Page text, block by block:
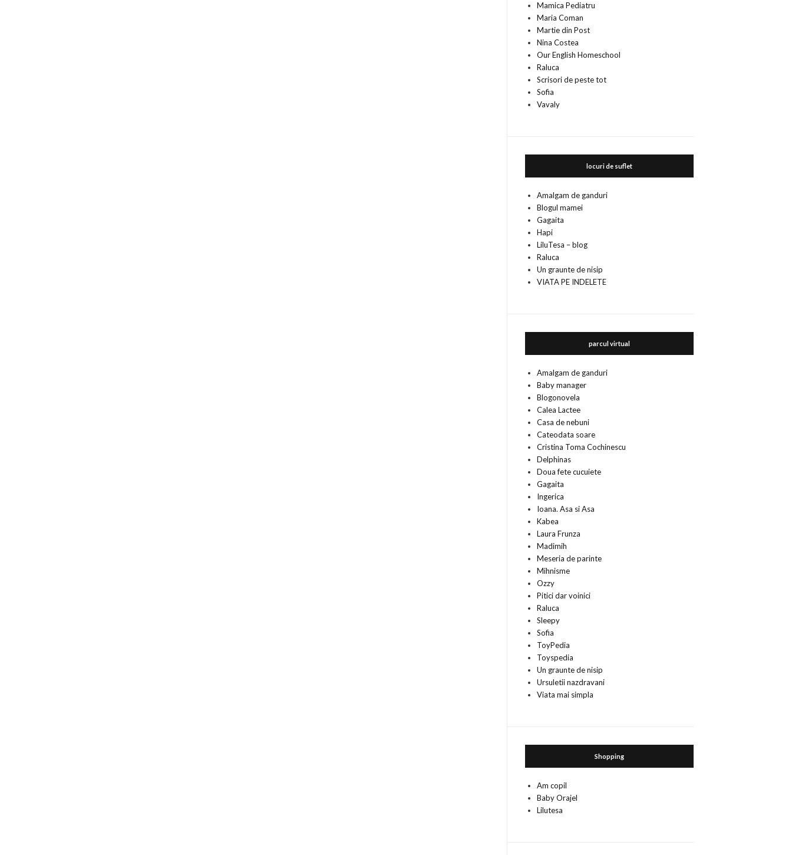
Mamica Pediatru
Maria Coman
Martie din Post
Nina Costea
Our English Homeschool
Raluca
Scrisori de peste tot
Sofia
Vavaly
locuri de suflet
Amalgam de ganduri
Blogul mamei
Gagaita
Hapi
LiluTesa – blog
Raluca
Un graunte de nisip
VIATA PE INDELETE
parcul virtual
Amalgam de ganduri
Baby manager
Blogonovela
Calea Lactee
Casa de nebuni
Cateodata soare
Cristina Toma Cochinescu
Delphinas
Doua fete cucuiete
Gagaita
Ingerica
Ioana. Asa si Asa
Kabea
Laura Frunza
Madimih
Meseria de parinte
Mihnisme
Ozzy
Pitici dar voinici
Raluca
Sleepy
Sofia
ToyPedia
Toyspedia
Un graunte de nisip
Ursuletii nazdravani
Viata mai simpla
Shopping
Am copil
Baby Orajel
Lilutesa